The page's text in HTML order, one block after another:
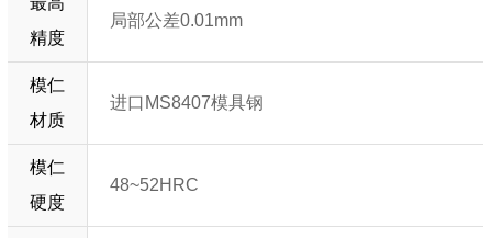
精度
局部公差0.01mm
模仁
材质
进口MS8407模具钢
模仁
硬度
48~52HRC